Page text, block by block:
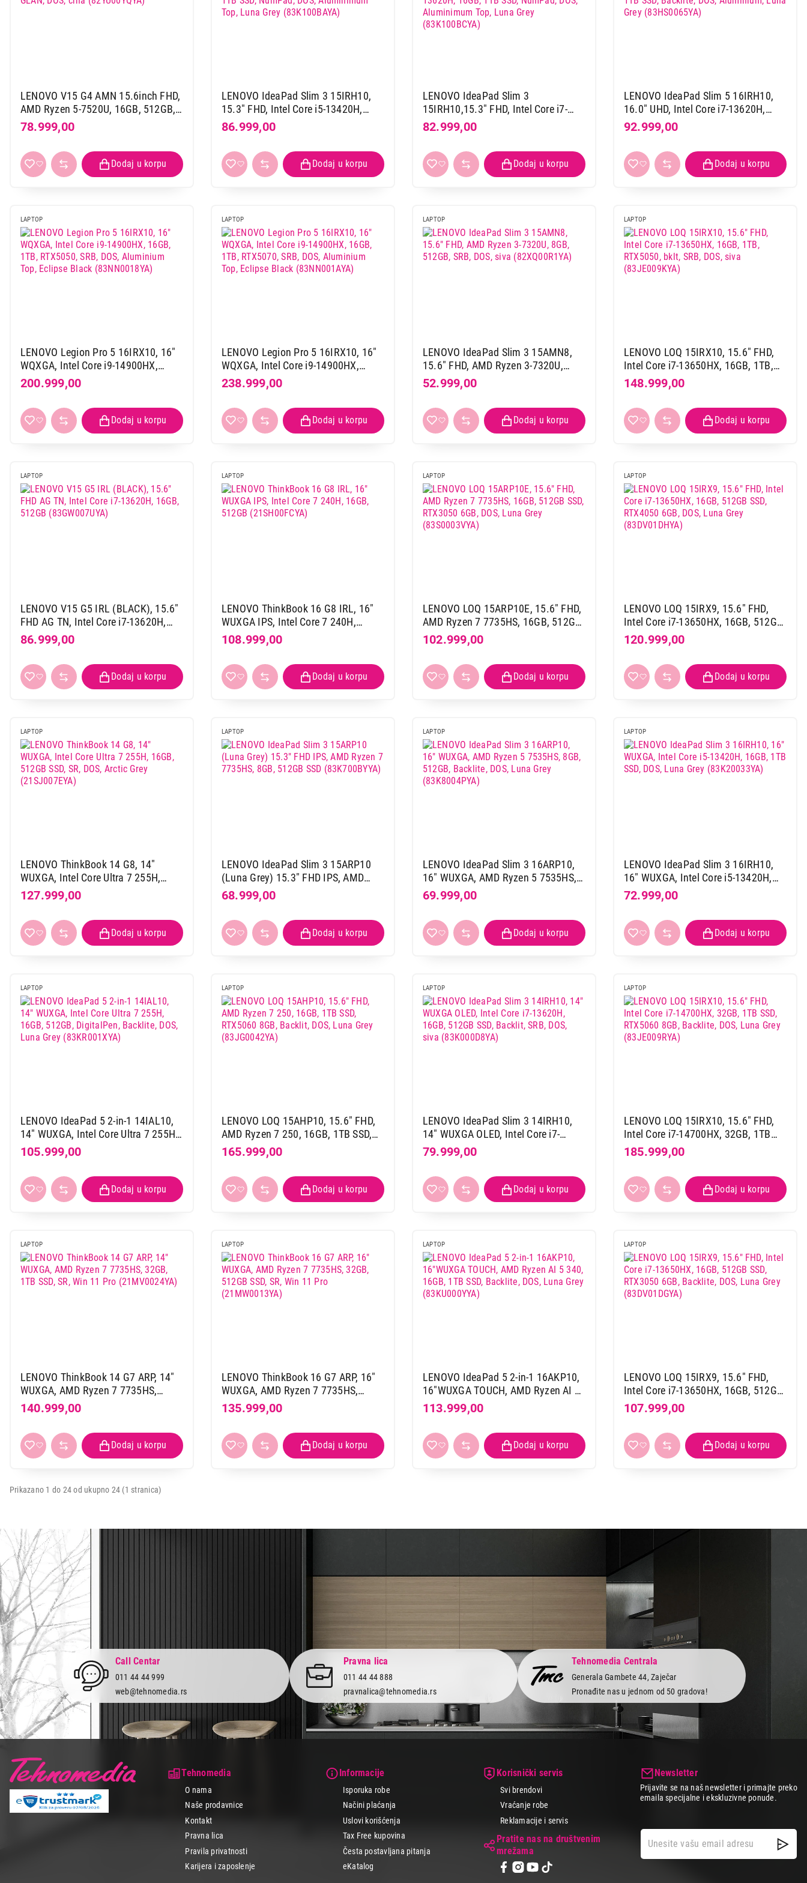
Sve za kuću i baštu
Vesa
LENOVO V15 G4 AMN 15.6inch FHD,
AMD Ryzen 5-7520U, 16GB, 512GB,
GLAN, DOS, crna (82YU00YQYA)
78.999,00
LENOVO IdeaPad Slim 3 15IRH10,
15.3" FHD, Intel Core i5-13420H,
16GB, 1TB SSD, NumPad, DOS,
Aluminimum Top, Luna Grey
(83K100BAYA)
86.999,00
LENOVO IdeaPad Slim 3
15IRH10,15.3" FHD, Intel Core i7-
13620H, 16GB, 1TB SSD, NumPad,
DOS, Aluminimum Top, Luna Grey
(83K100BCYA)
82.999,00
LENOVO IdeaPad Slim 5 16IRH10,
16.0" UHD, Intel Core i7-13620H,
16GB, 1TB SSD, Backlite, DOS,
Aluminium, Luna Grey
(83HS0065YA)
92.999,00
LAPTOP
LENOVO Legion Pro 5 16IRX10, 16"
WQXGA, Intel Core i9-14900HX,
16GB, 1TB, RTX5050, SRB, DOS,
Aluminium Top, Eclipse Black
(83NN0018YA)
200.999,00
LAPTOP
LENOVO Legion Pro 5 16IRX10, 16"
WQXGA, Intel Core i9-14900HX,
16GB, 1TB, RTX5070, SRB, DOS,
Aluminium Top, Eclipse Black
(83NN001AYA)
238.999,00
LAPTOP
LENOVO IdeaPad Slim 3 15AMN8,
15.6" FHD, AMD Ryzen 3-7320U,
8GB, 512GB, SRB, DOS, siva
(82XQ00R1YA)
52.999,00
LAPTOP
LENOVO LOQ 15IRX10, 15.6" FHD,
Intel Core i7-13650HX, 16GB, 1TB,
RTX5050, bklt, SRB, DOS, siva
(83JE009KYA)
148.999,00
LAPTOP
LENOVO V15 G5 IRL (BLACK), 15.6"
FHD AG TN, Intel Core i7-13620H,
16GB, 512GB (83GW007UYA)
86.999,00
LAPTOP
LENOVO ThinkBook 16 G8 IRL, 16"
WUXGA IPS, Intel Core 7 240H,
16GB, 512GB (21SH00FCYA)
108.999,00
LAPTOP
LENOVO LOQ 15ARP10E, 15.6" FHD,
AMD Ryzen 7 7735HS, 16GB, 512GB
SSD, RTX3050 6GB, DOS, Luna Grey
(83S0003VYA)
102.999,00
LAPTOP
LENOVO LOQ 15IRX9, 15.6" FHD,
Intel Core i7-13650HX, 16GB, 512GB
SSD, RTX4050 6GB, DOS, Luna Grey
(83DV01DHYA)
120.999,00
LAPTOP
LENOVO ThinkBook 14 G8, 14"
WUXGA, Intel Core Ultra 7 255H,
16GB, 512GB SSD, SR, DOS, Arctic
Grey (21SJ007EYA)
127.999,00
LAPTOP
LENOVO IdeaPad Slim 3 15ARP10
(Luna Grey) 15.3" FHD IPS, AMD
Ryzen 7 7735HS, 8GB, 512GB SSD
(83K700BYYA)
68.999,00
LAPTOP
LENOVO IdeaPad Slim 3 16ARP10,
16" WUXGA, AMD Ryzen 5 7535HS,
8GB, 512GB, Backlite, DOS, Luna
Grey (83K8004PYA)
69.999,00
LAPTOP
LENOVO IdeaPad Slim 3 16IRH10,
16" WUXGA, Intel Core i5-13420H,
16GB, 1TB SSD, DOS, Luna Grey
(83K20033YA)
72.999,00
LAPTOP
LENOVO IdeaPad 5 2-in-1 14IAL10,
14" WUXGA, Intel Core Ultra 7 255H,
16GB, 512GB, DigitalPen, Backlite,
DOS, Luna Grey (83KR001XYA)
105.999,00
LAPTOP
LENOVO LOQ 15AHP10, 15.6" FHD,
AMD Ryzen 7 250, 16GB, 1TB SSD,
RTX5060 8GB, Backlit, DOS, Luna
Grey (83JG0042YA)
165.999,00
LAPTOP
LENOVO IdeaPad Slim 3 14IRH10,
14" WUXGA OLED, Intel Core i7-
13620H, 16GB, 512GB SSD, Backlit,
SRB, DOS, siva (83K000D8YA)
79.999,00
LAPTOP
LENOVO LOQ 15IRX10, 15.6" FHD,
Intel Core i7-14700HX, 32GB, 1TB
SSD, RTX5060 8GB, Backlite, DOS,
Luna Grey (83JE009RYA)
185.999,00
LAPTOP
LENOVO ThinkBook 14 G7 ARP, 14"
WUXGA, AMD Ryzen 7 7735HS,
32GB, 1TB SSD, SR, Win 11 Pro
(21MV0024YA)
140.999,00
LAPTOP
LENOVO ThinkBook 16 G7 ARP, 16"
WUXGA, AMD Ryzen 7 7735HS,
32GB, 512GB SSD, SR, Win 11 Pro
(21MW0013YA)
135.999,00
LAPTOP
LENOVO IdeaPad 5 2-in-1 16AKP10,
16"WUXGA TOUCH, AMD Ryzen AI 5
340, 16GB, 1TB SSD, Backlite, DOS,
Luna Grey (83KU000YYA)
113.999,00
LAPTOP
LENOVO LOQ 15IRX9, 15.6" FHD,
Intel Core i7-13650HX, 16GB, 512GB
SSD, RTX3050 6GB, Backlite, DOS,
Luna Grey (83DV01DGYA)
107.999,00
Prikazano 1 do 24 od ukupno 24 (1 stranica)
(82YU00YQYA)
Proizvod je dodat u korpu.
Ukupno u korpi:0,00
Call Centar
011 44 44 999
web@tehnomedia.rs
Pravna lica
011 44 44 888
pravnalica@tehnomedia.rs
Tehnomedia Centrala
Generala Gambete 44, Zaječar
Pronađite nas u jednom od 50 gradova!
Tehnomedia
O nama
Naše prodavnice
Kontakt
Pravna lica
Pravila privatnosti
Karijera i zaposlenje
Informacije
Isporuka robe
Načini plaćanja
Uslovi korišćenja
Tax Free kupovina
Česta postavljana pitanja
eKatalog
Korisnički servis
Svi brendovi
Vraćanje robe
Reklamacije i servis
Pratite nas na društvenim
mrežama
Newsletter
Prijavite se na naš newsletter i primajte preko
emaila specijalne i ekskluzivne ponude.